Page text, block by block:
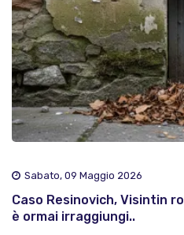
Sabato, 09 Maggio 2026
Caso Resinovich, Visintin
è ormai irraggiungi..